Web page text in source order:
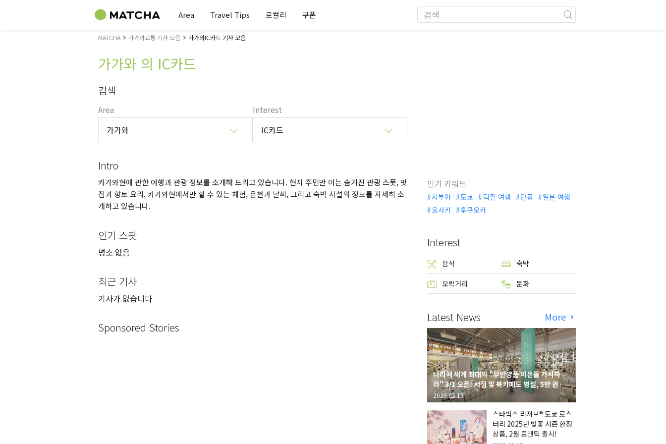
Area Travel Tips 로컬리 쿠폰
MATCHA 가가와교통 기사 모음 가가와IC카드 기사 모음
가가와 의 IC카드
검색
Area
가가와
Interest
IC카드
Intro
카가와현에 관한 여행과 관광 정보를 소개해 드리고 있습니다. 현지 주민만 아는 숨겨진 관광 스폿, 맛
집과 향토 요리, 카가와현에서만 할 수 있는 체험, 온천과 날씨, 그리고 숙박 시설의 정보를 자세히 소
개하고 있습니다.
인기 스팟
명소 없음
최근 기사
기사가 없습니다
Sponsored Stories
인기 키워드
시부야 도쿄 덕질 여행 단풍
일본 여행
오사카
후쿠오카
Interest
음식 숙박
오락거리 문화
Latest News More
나라에 세계 최대의 "무인양품 이온몰 가시하
라" 3/1 오픈! 서점 및 북카페도 병설, 5만 권의
"가시하라 서점"도 출점
2025.02.13
스타벅스 리저브® 도쿄 로스
터리 2025년 벚꽃 시즌 한정
상품, 2월 로맨틱 출시!